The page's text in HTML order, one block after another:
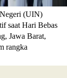
(UIN)
saat Hari Bebas
Jawa Barat,
rangka